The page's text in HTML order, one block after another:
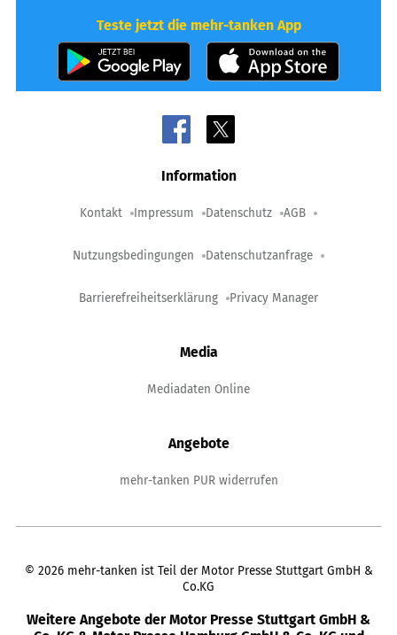
Teste jetzt die mehr-tanken App
Information
Kontakt Impressum Datenschutz AGB
Nutzungsbedingungen Datenschutzanfrage
Barrierefreiheitserklärung Privacy Manager
Media
Mediadaten Online
Angebote
mehr-tanken PUR widerrufen
© 2026 mehr-tanken ist Teil der Motor Presse Stuttgart GmbH &
Co.KG
Weitere Angebote der Motor Presse Stuttgart GmbH &